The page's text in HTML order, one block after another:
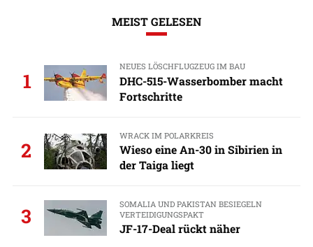
MEIST GELESEN
1
NEUES LÖSCHFLUGZEUG IM BAU
DHC-515-Wasserbomber macht
Fortschritte
2
WRACK IM POLARKREIS
Wieso eine An-30 in Sibirien in
der Taiga liegt
3
SOMALIA UND PAKISTAN BESIEGELN
VERTEIDIGUNGSPAKT
JF-17-Deal rückt näher